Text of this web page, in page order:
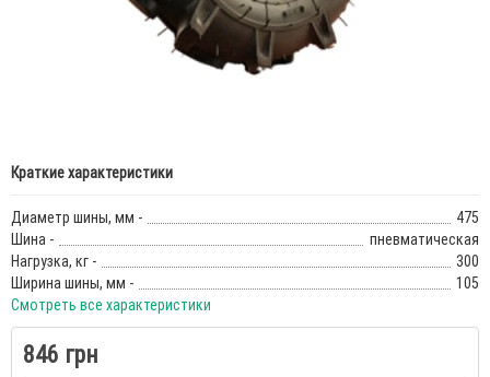
Краткие характеристики
Диаметр шины, мм -
475
Шина -
пневматическая
Нагрузка, кг -
300
Ширина шины, мм -
105
Смотреть все характеристики
846 грн